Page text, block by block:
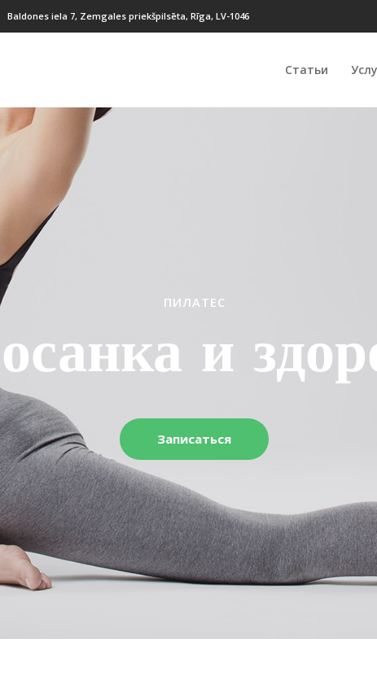
Baldones iela 7, Zemgales priekšpilsēta, Rīga, LV-1046
Статьи
и
ПИЛАТЕС
Записаться